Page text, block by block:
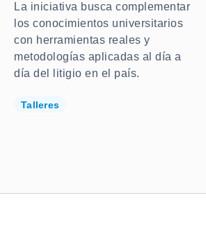
La iniciativa busca complementar
los conocimientos universitarios
con herramientas reales y
metodologías aplicadas al día a
día del litigio en el país.
Talleres